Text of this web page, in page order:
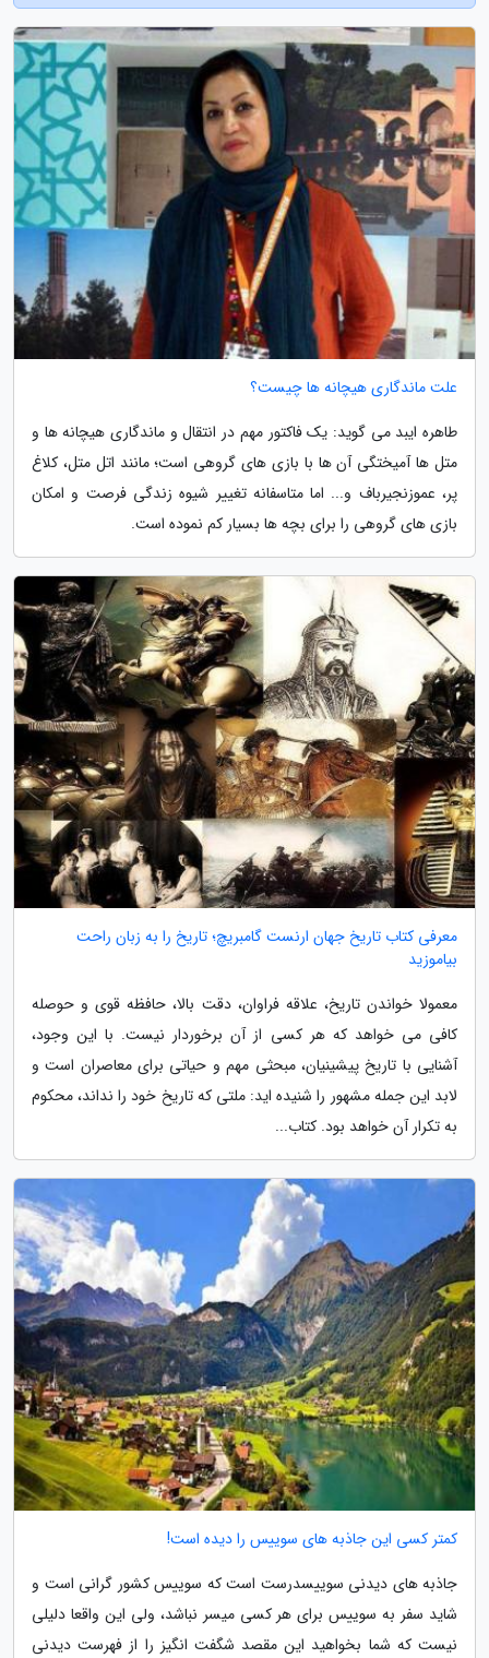
علت ماندگاری هیچانه ها چیست؟
طاهره ایبد می گوید: یک فاکتور مهم در انتقال و ماندگاری هیچانه ها و
متل ها آمیختگی آن ها با بازی های گروهی است؛ مانند اتل متل، کلاغ
پر، عموزنجیرباف و... اما متاسفانه تغییر شیوه زندگی فرصت و امکان
بازی های گروهی را برای بچه ها بسیار کم نموده است.
معرفی کتاب تاریخ جهان ارنست گامبریچ؛ تاریخ را به زبان راحت
بیاموزید
معمولا خواندن تاریخ، علاقه فراوان، دقت بالا، حافظه قوی و حوصله
کافی می خواهد که هر کسی از آن برخوردار نیست. با این وجود،
آشنایی با تاریخ پیشینیان، مبحثی مهم و حیاتی برای معاصران است و
لابد این جمله مشهور را شنیده اید: ملتی که تاریخ خود را نداند، محکوم
به تکرار آن خواهد بود. کتاب...
کمتر کسی این جاذبه های سوییس را دیده است!
جاذبه های دیدنی سوییسدرست است که سوییس کشور گرانی است و
شاید سفر به سوییس برای هر کسی میسر نباشد، ولی این واقعا دلیلی
نیست که شما بخواهید این مقصد شگفت انگیز را از فهرست دیدنی